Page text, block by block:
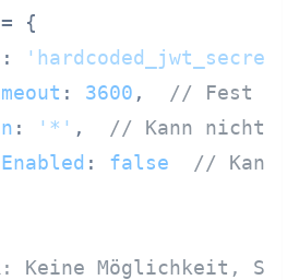
{
: 'hardcoded_jwt_secret'
: 3600 , // Fest
: '*' , // Kann nicht
: false
// Kann
Keine Möglichkeit,